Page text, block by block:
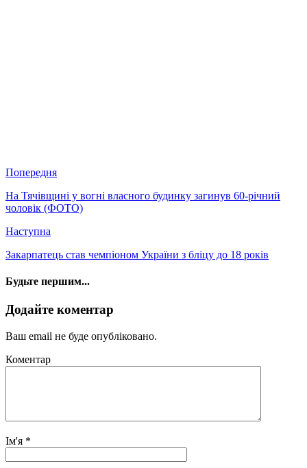
Попередня
На Тячівщині у вогні власного будинку загинув 60-річний
чоловік (ФОТО)
Наступна
Закарпатець став чемпіоном України з бліцу до 18 років
Будьте першим...
Додайте коментар
Ваш email не буде опубліковано.
Коментар
Ім'я *